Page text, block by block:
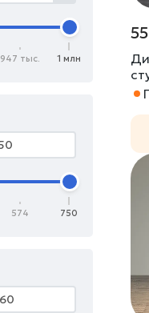
947 тыс. 1 млн
574 750